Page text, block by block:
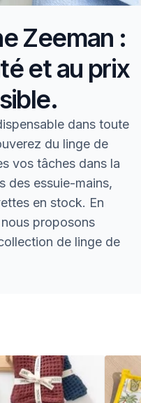
Zeeman :
et au prix
dans toute
du linge de
vos tâches dans la
des essuie-mains,
en stock. En
proposons
de linge de
Zeeman